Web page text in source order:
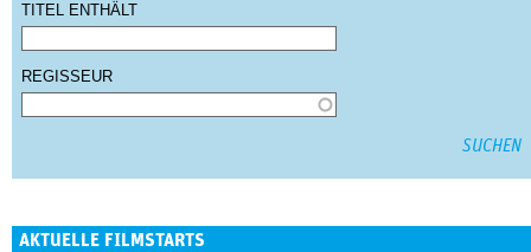
TITEL ENTHÄLT
REGISSEUR
AKTUELLE FILMSTARTS